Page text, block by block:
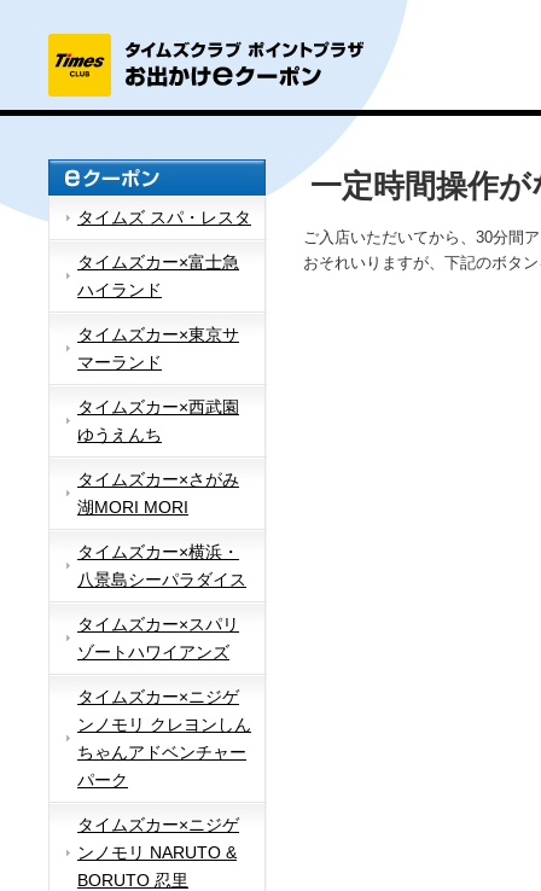
タイムズ スパ・レスタ
タイムズカー×富士急
ハイランド
タイムズカー×東京サ
マーランド
タイムズカー×西武園
ゆうえんち
タイムズカー×さがみ
湖MORI MORI
タイムズカー×横浜・
八景島シーパラダイス
タイムズカー×スパリ
ゾートハワイアンズ
タイムズカー×ニジゲ
ンノモリ クレヨンしん
ちゃんアドベンチャー
パーク
タイムズカー×ニジゲ
ンノモリ NARUTO &
BORUTO 忍里
一定時間操作
ご入店いただいてから、30分間
おそれいりますが、下記のボタ